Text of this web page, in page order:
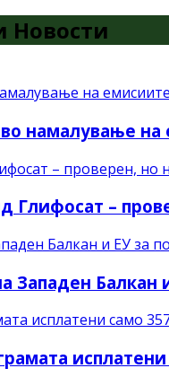
Новости
намалување
Глифосат –
Западен